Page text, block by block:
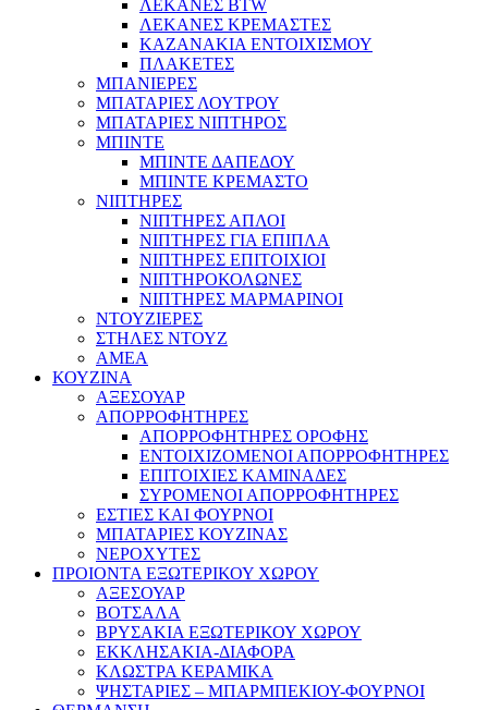
ΛΕΚΑΝΕΣ BTW
ΛΕΚΑΝΕΣ ΚΡΕΜΑΣΤΕΣ
ΚΑΖΑΝΑΚΙΑ ΕΝΤΟΙΧΙΣΜΟΥ
ΠΛΑΚΕΤΕΣ
ΜΠΑΝΙΕΡΕΣ
ΜΠΑΤΑΡΙΕΣ ΛΟΥΤΡΟΥ
ΜΠΑΤΑΡΙΕΣ ΝΙΠΤΗΡΟΣ
ΜΠΙΝΤΕ
ΜΠΙΝΤΕ ΔΑΠΕΔΟΥ
ΜΠΙΝΤΕ ΚΡΕΜΑΣΤΟ
ΝΙΠΤΗΡΕΣ
ΝΙΠΤΗΡΕΣ ΑΠΛΟΙ
ΝΙΠΤΗΡΕΣ ΓΙΑ ΕΠΙΠΛΑ
ΝΙΠΤΗΡΕΣ ΕΠΙΤΟΙΧΙΟΙ
ΝΙΠΤΗΡΟΚΟΛΩΝΕΣ
ΝΙΠΤΗΡΕΣ ΜΑΡΜΑΡΙΝΟΙ
ΝΤΟΥΖΙΕΡΕΣ
ΣΤΗΛΕΣ ΝΤΟΥΖ
ΑΜΕΑ
ΚΟΥΖΙΝΑ
ΑΞΕΣΟΥΑΡ
ΑΠΟΡΡΟΦΗΤΗΡΕΣ
ΑΠΟΡΡΟΦΗΤΗΡΕΣ ΟΡΟΦΗΣ
ΕΝΤΟΙΧΙΖΟΜΕΝΟΙ ΑΠΟΡΡΟΦΗΤΗΡΕΣ
ΕΠΙΤΟΙΧΙΕΣ ΚΑΜΙΝΑΔΕΣ
ΣΥΡΟΜΕΝΟΙ ΑΠΟΡΡΟΦΗΤΗΡΕΣ
ΕΣΤΙΕΣ ΚΑΙ ΦΟΥΡΝΟΙ
ΜΠΑΤΑΡΙΕΣ ΚΟΥΖΙΝΑΣ
ΝΕΡΟΧΥΤΕΣ
ΠΡΟΙΟΝΤΑ ΕΞΩΤΕΡΙΚΟΥ ΧΩΡΟΥ
ΑΞΕΣΟΥΑΡ
ΒΟΤΣΑΛΑ
ΒΡΥΣΑΚΙΑ ΕΞΩΤΕΡΙΚΟΥ ΧΩΡΟΥ
ΕΚΚΛΗΣΑΚΙΑ-ΔΙΑΦΟΡΑ
ΚΛΩΣΤΡΑ ΚΕΡΑΜΙΚΑ
ΨΗΣΤΑΡΙΕΣ – ΜΠΑΡΜΠΕΚΙΟΥ-ΦΟΥΡΝΟΙ